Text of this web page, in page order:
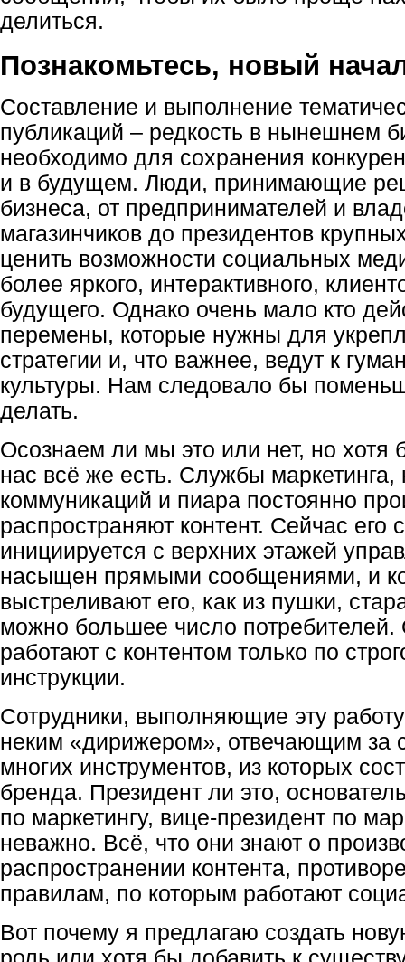
делиться.
Познакомьтесь, новый
Составление и выполнение
публикаций – редкость в нынешнем
необходимо для сохранения
и в будущем. Люди, принимающие
бизнеса, от предпринимателей и
магазинчиков до президентов
ценить возможности социальных
более яркого, интерактивного,
будущего. Однако очень мало кто
перемены, которые нужны для
стратегии и, что важнее, ведут к
культуры. Нам следовало бы
делать.
Осознаем ли мы это или нет, но хотя
нас всё же есть. Службы маркетинга,
коммуникаций и пиара постоянно
распространяют контент. Сейчас его
инициируется с верхних этажей
насыщен прямыми сообщениями, и
выстреливают его, как из пушки,
можно большее число потребителей.
работают с контентом только по
инструкции.
Сотрудники, выполняющие эту
неким «дирижером», отвечающим за
многих инструментов, из которых
бренда. Президент ли это,
по маркетингу, вице-президент по
неважно. Всё, что они знают о
распространении контента,
правилам, по которым работают
Вот почему я предлагаю создать